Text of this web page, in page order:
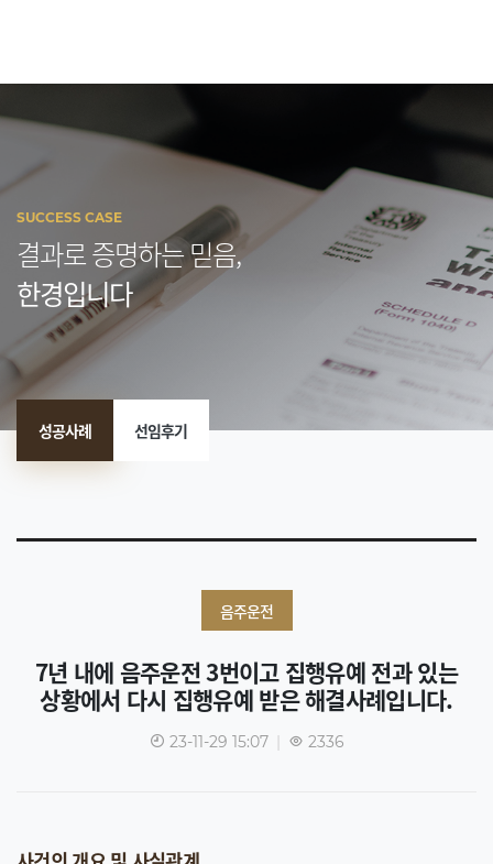
SUCCESS CASE
결과로 증명하는 믿음,
한경입니다
성공사례 선임후기
음주운전
7년 내에 음주운전 3번이고 집행유예 전과 있는
상황에서 다시 집행유예 받은 해결사례입니다.
23-11-29 15:07 | 2336